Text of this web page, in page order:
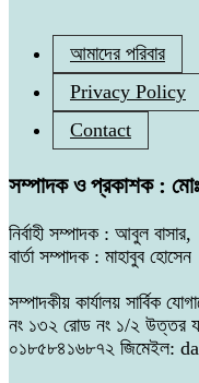
আমাদের পরিবার
Privacy Policy
Contact
সম্পাদক ও প্রকাশক :
নির্বাহী সম্পাদক : আবুল
বার্তা সম্পাদক : মাহাবুব হোসেন
সম্পাদকীয় কার্যালয় সার্বিক
নং ১৩২ রোড নং ১/২ উত্তর
০১৮৫৮৪১৬৮৭২ জিমেইল: